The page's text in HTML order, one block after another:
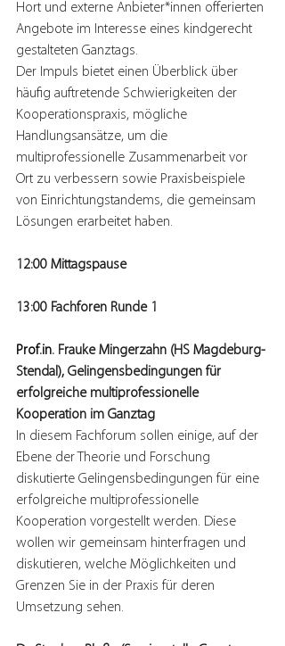
Hort und externe Anbieter*innen offerierten
Angebote im Interesse eines kindgerecht
gestalteten Ganztags.
Der Impuls bietet einen Überblick über
häufig auftretende Schwierigkeiten der
Kooperationspraxis, mögliche
Handlungsansätze, um die
multiprofessionelle Zusammenarbeit vor
Ort zu verbessern sowie Praxisbeispiele
von Einrichtungstandems, die gemeinsam
Lösungen erarbeitet haben.
12:00 Mittagspause
13:00 Fachforen Runde 1
Prof.in. Frauke Mingerzahn (HS Magdeburg-
Stendal), Gelingensbedingungen für
erfolgreiche multiprofessionelle
Kooperation im Ganztag
In diesem Fachforum sollen einige, auf der
Ebene der Theorie und Forschung
diskutierte Gelingensbedingungen für eine
erfolgreiche multiprofessionelle
Kooperation vorgestellt werden. Diese
wollen wir gemeinsam hinterfragen und
diskutieren, welche Möglichkeiten und
Grenzen Sie in der Praxis für deren
Umsetzung sehen.